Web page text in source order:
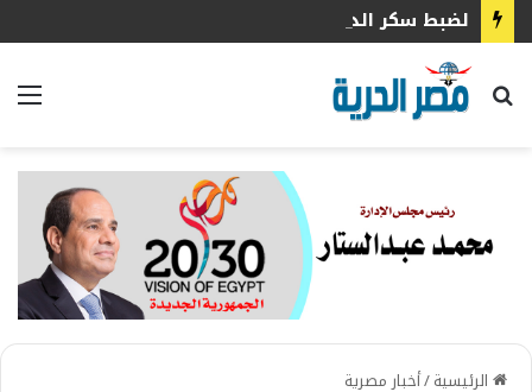
لضبط سكر الدم: 7 عادات صباحية عليك الالتزام بها
بحث
الرئيسية/أخبار مصرية